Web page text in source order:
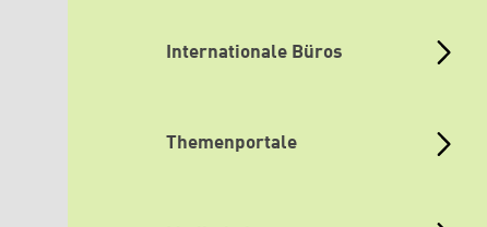
Internationale Büros
Themenportale